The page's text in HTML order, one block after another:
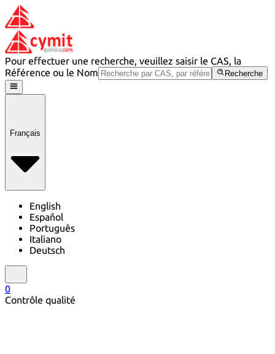
Pour effectuer une recherche, veuillez saisir le CAS, la
Référence ou le Nom
Recherche
Français
English
Español
Português
Italiano
Deutsch
0
Contrôle qualité